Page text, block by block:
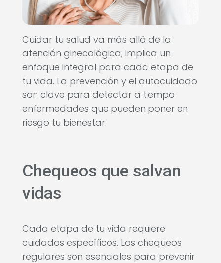
Cuidar tu salud va más allá de la
atención ginecológica; implica un
enfoque integral para cada etapa de
tu vida. La prevención y el autocuidado
son clave para detectar a tiempo
enfermedades que pueden poner en
riesgo tu bienestar.
Chequeos que salvan
vidas
Cada etapa de tu vida requiere
cuidados específicos. Los chequeos
regulares son esenciales para prevenir